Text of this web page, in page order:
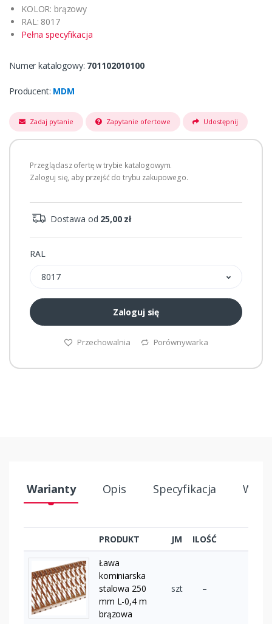
KOLOR: brązowy
RAL: 8017
Pełna specyfikacja
Numer katalogowy: 701102010100
Producent: MDM
Zadaj pytanie Zapytanie ofertowe Udostępnij
Przeglądasz ofertę w trybie katalogowym.
Zaloguj się, aby przejść do trybu zakupowego.
Dostawa od 25,00 zł
RAL
8017
Zaloguj się
Przechowalnia Porównywarka
Warianty Opis Specyfikacja
PRODUKT JM ILOŚĆ
Ława
kominiarska
stalowa 250
mm L-0,4 m
brązowa
szt –